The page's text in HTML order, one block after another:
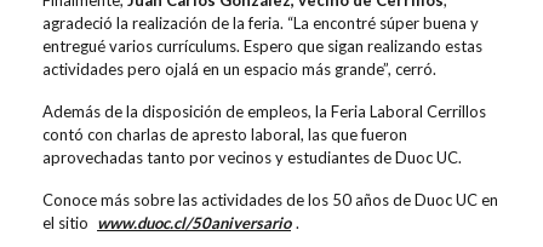
agradeció la realización de la feria. “La encontré súper buena y
entregué varios currículums. Espero que sigan realizando estas
actividades pero ojalá en un espacio más grande”, cerró.
Además de la disposición de empleos, la Feria Laboral Cerrillos
contó con charlas de apresto laboral, las que fueron
aprovechadas tanto por vecinos y estudiantes de Duoc UC.
Conoce más sobre las actividades de los 50 años de Duoc UC en
el sitio www.duoc.cl/50aniversario .